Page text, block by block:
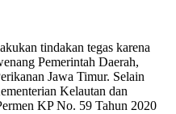
tindakan tegas karena
Pemerintah Daerah,
Jawa Timur. Selain
Kelautan dan
KP No. 59 Tahun 2020